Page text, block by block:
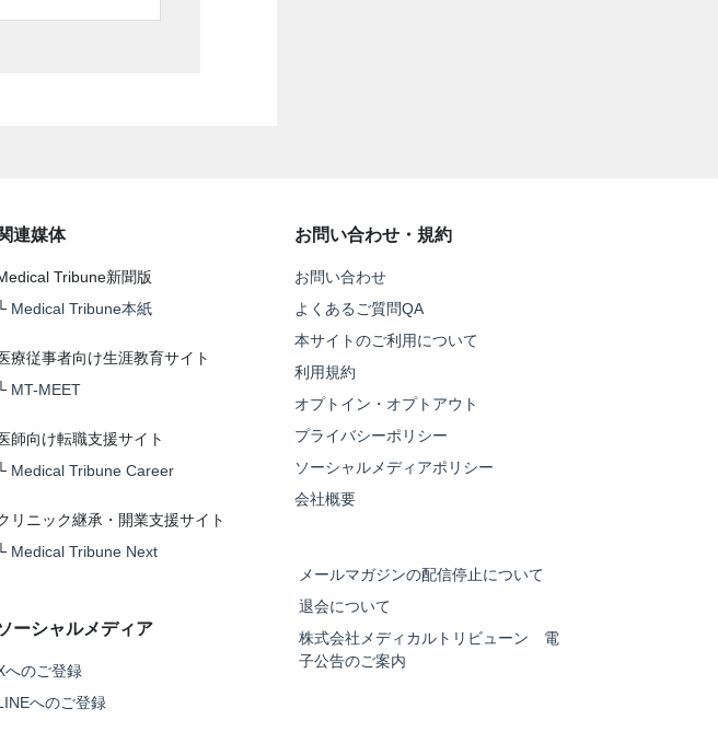
連媒体
Tribune新聞版
└ Medical Tribune本紙
療従事者向け生涯教育サイト
└ MT-MEET
師向け転職支援サイト
└ Medical Tribune Career
リニック継承・開業支援サイト
└ Medical Tribune Next
ーシャルメディア
へのご登録
へのご登録
お問い合わせ・規約
お問い合わせ
よくあるご質問QA
本サイトのご利用について
利用規約
オプトイン・オプトアウト
プライバシーポリシー
ソーシャルメディアポリシー
会社概要
メールマガジンの配信停止について
退会について
株式会社メディカルトリビューン 電
子公告のご案内